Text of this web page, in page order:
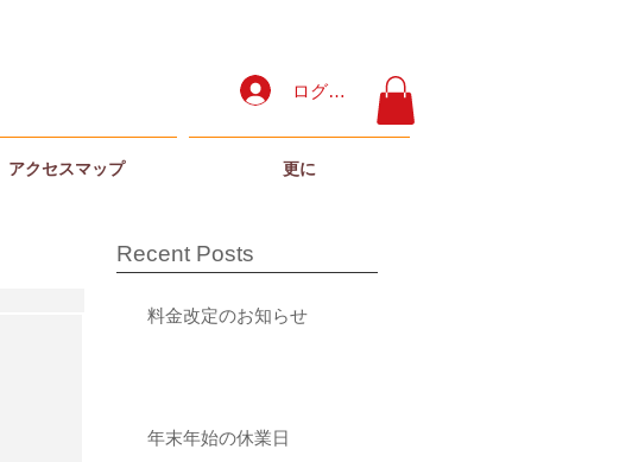
ログイン
アクセスマップ 更に
Recent Posts
料金改定のお知らせ
年末年始の休業日